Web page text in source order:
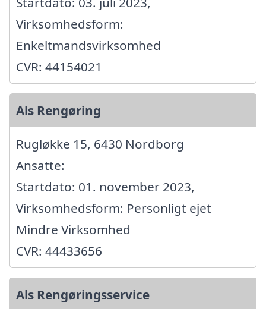
Virksomhedsform:
Enkeltmandsvirksomhed
CVR: 44154021
Als Rengøring
Rugløkke 15, 6430 Nordborg
Ansatte:
Startdato: 01. november 2023,
Virksomhedsform: Personligt ejet
Mindre Virksomhed
CVR: 44433656
Als Rengøringsservice